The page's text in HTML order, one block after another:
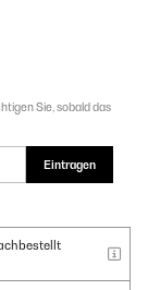
Sie, sobald das
Eintragen